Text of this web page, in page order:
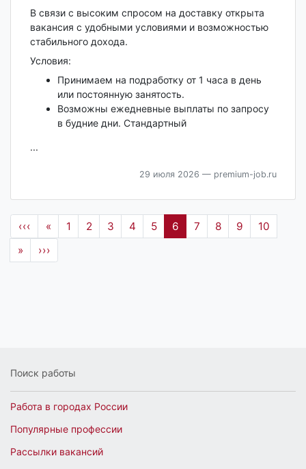
В связи с высоким спросом на доставку открыта
вакансия с удобными условиями и возможностью
стабильного дохода.
Условия:
Принимаем на подработку от 1 часа в день
или постоянную занятость.
Возможны ежедневные выплаты по запросу
в будние дни. Стандартный
...
29 июля 2026 — premium-job.ru
‹‹‹ « 1 2 3 4 5 6 7 8 9
10
»
›››
Поиск работы
Работа в городах России
Популярные профессии
Рассылки вакансий